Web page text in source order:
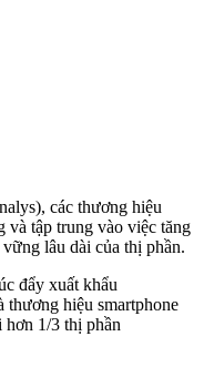
các thương hiệu
và tập trung vào việc tăng
lâu dài của thị phần.
đẩy xuất khẩu
thương hiệu smartphone
1/3 thị phần